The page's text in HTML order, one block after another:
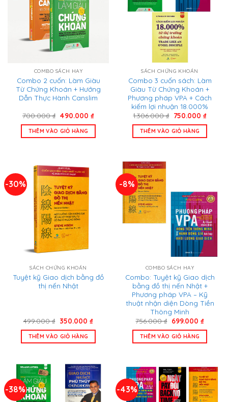
COMBO SÁCH HAY
Combo 2 cuốn: Làm Giàu
Từ Chứng Khoán + Hướng
Dẫn Thực Hành Canslim
700.000₫ Giá
là:
700.000 ₫.
490.000₫Giá
tại
THÊM VÀO GIỎ HÀNG
SÁCH CHỨNG KHOÁN
Combo 3 cuốn sách: Làm
Giàu Từ Chứng Khoán +
Phương pháp VPA + Cách
kiếm lợi nhuận 18.000%
1.306.000₫ Giá
là:
1.306.000 ₫.
750.000 ₫Giá
tại
THÊM VÀO GIỎ HÀNG
-30%
SÁCH CHỨNG KHOÁN
Tuyệt kỹ Giao dịch bằng đồ
thị nến Nhật
499.000₫ Giá
là:
499.000 ₫.
350.000 ₫Giá
tại
THÊM VÀO GIỎ HÀNG
-8%
COMBO SÁCH HAY
Combo: Tuyệt kỹ Giao dịch
bằng đồ thị nến Nhật +
Phương pháp VPA – Kỹ
thuật nhận diện Dòng Tiền
Thông Minh
756.000₫ Giá
là:
756.000 ₫.
699.000 ₫Giá
tại
THÊM VÀO GIỎ HÀNG
-38% -43%